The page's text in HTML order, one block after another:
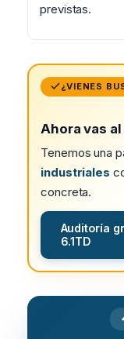
previstas.
¿VIENES
Ahora vas
Tenemos una
industriales
concreta.
Auditoría
6.1TD